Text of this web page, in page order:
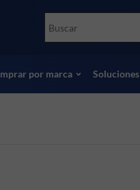
Socomore
por marca Soluciones